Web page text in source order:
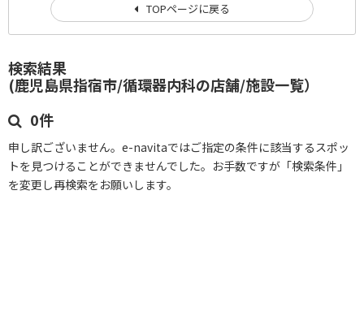
検索結果
(鹿児島県指宿市/循環器内科の店舗/施設一覧）
0件
申し訳ございません。e-navitaではご指定の条件に該当するスポッ
トを見つけることができませんでした。お手数ですが「検索条件」
を変更し再検索をお願いします。
TOPページに戻る